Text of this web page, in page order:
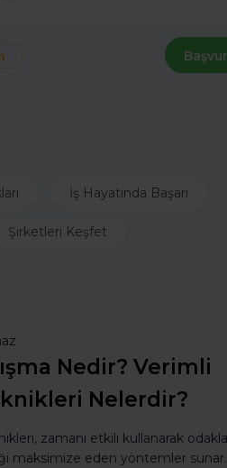
Başvur
İş Hayatında Başarı
Şirketleri Keşfet
Nedir? Verimli
Nelerdir?
zamanı etkili kullanarak
maksimize eden yöntemler